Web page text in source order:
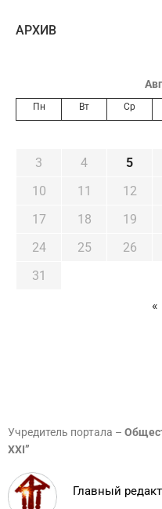
AРХИВ
Пн Вт Ср
3
4 5
10
11 12
17
18 19
24
25 26
31
Учредитель портала –
XXI”
Главный